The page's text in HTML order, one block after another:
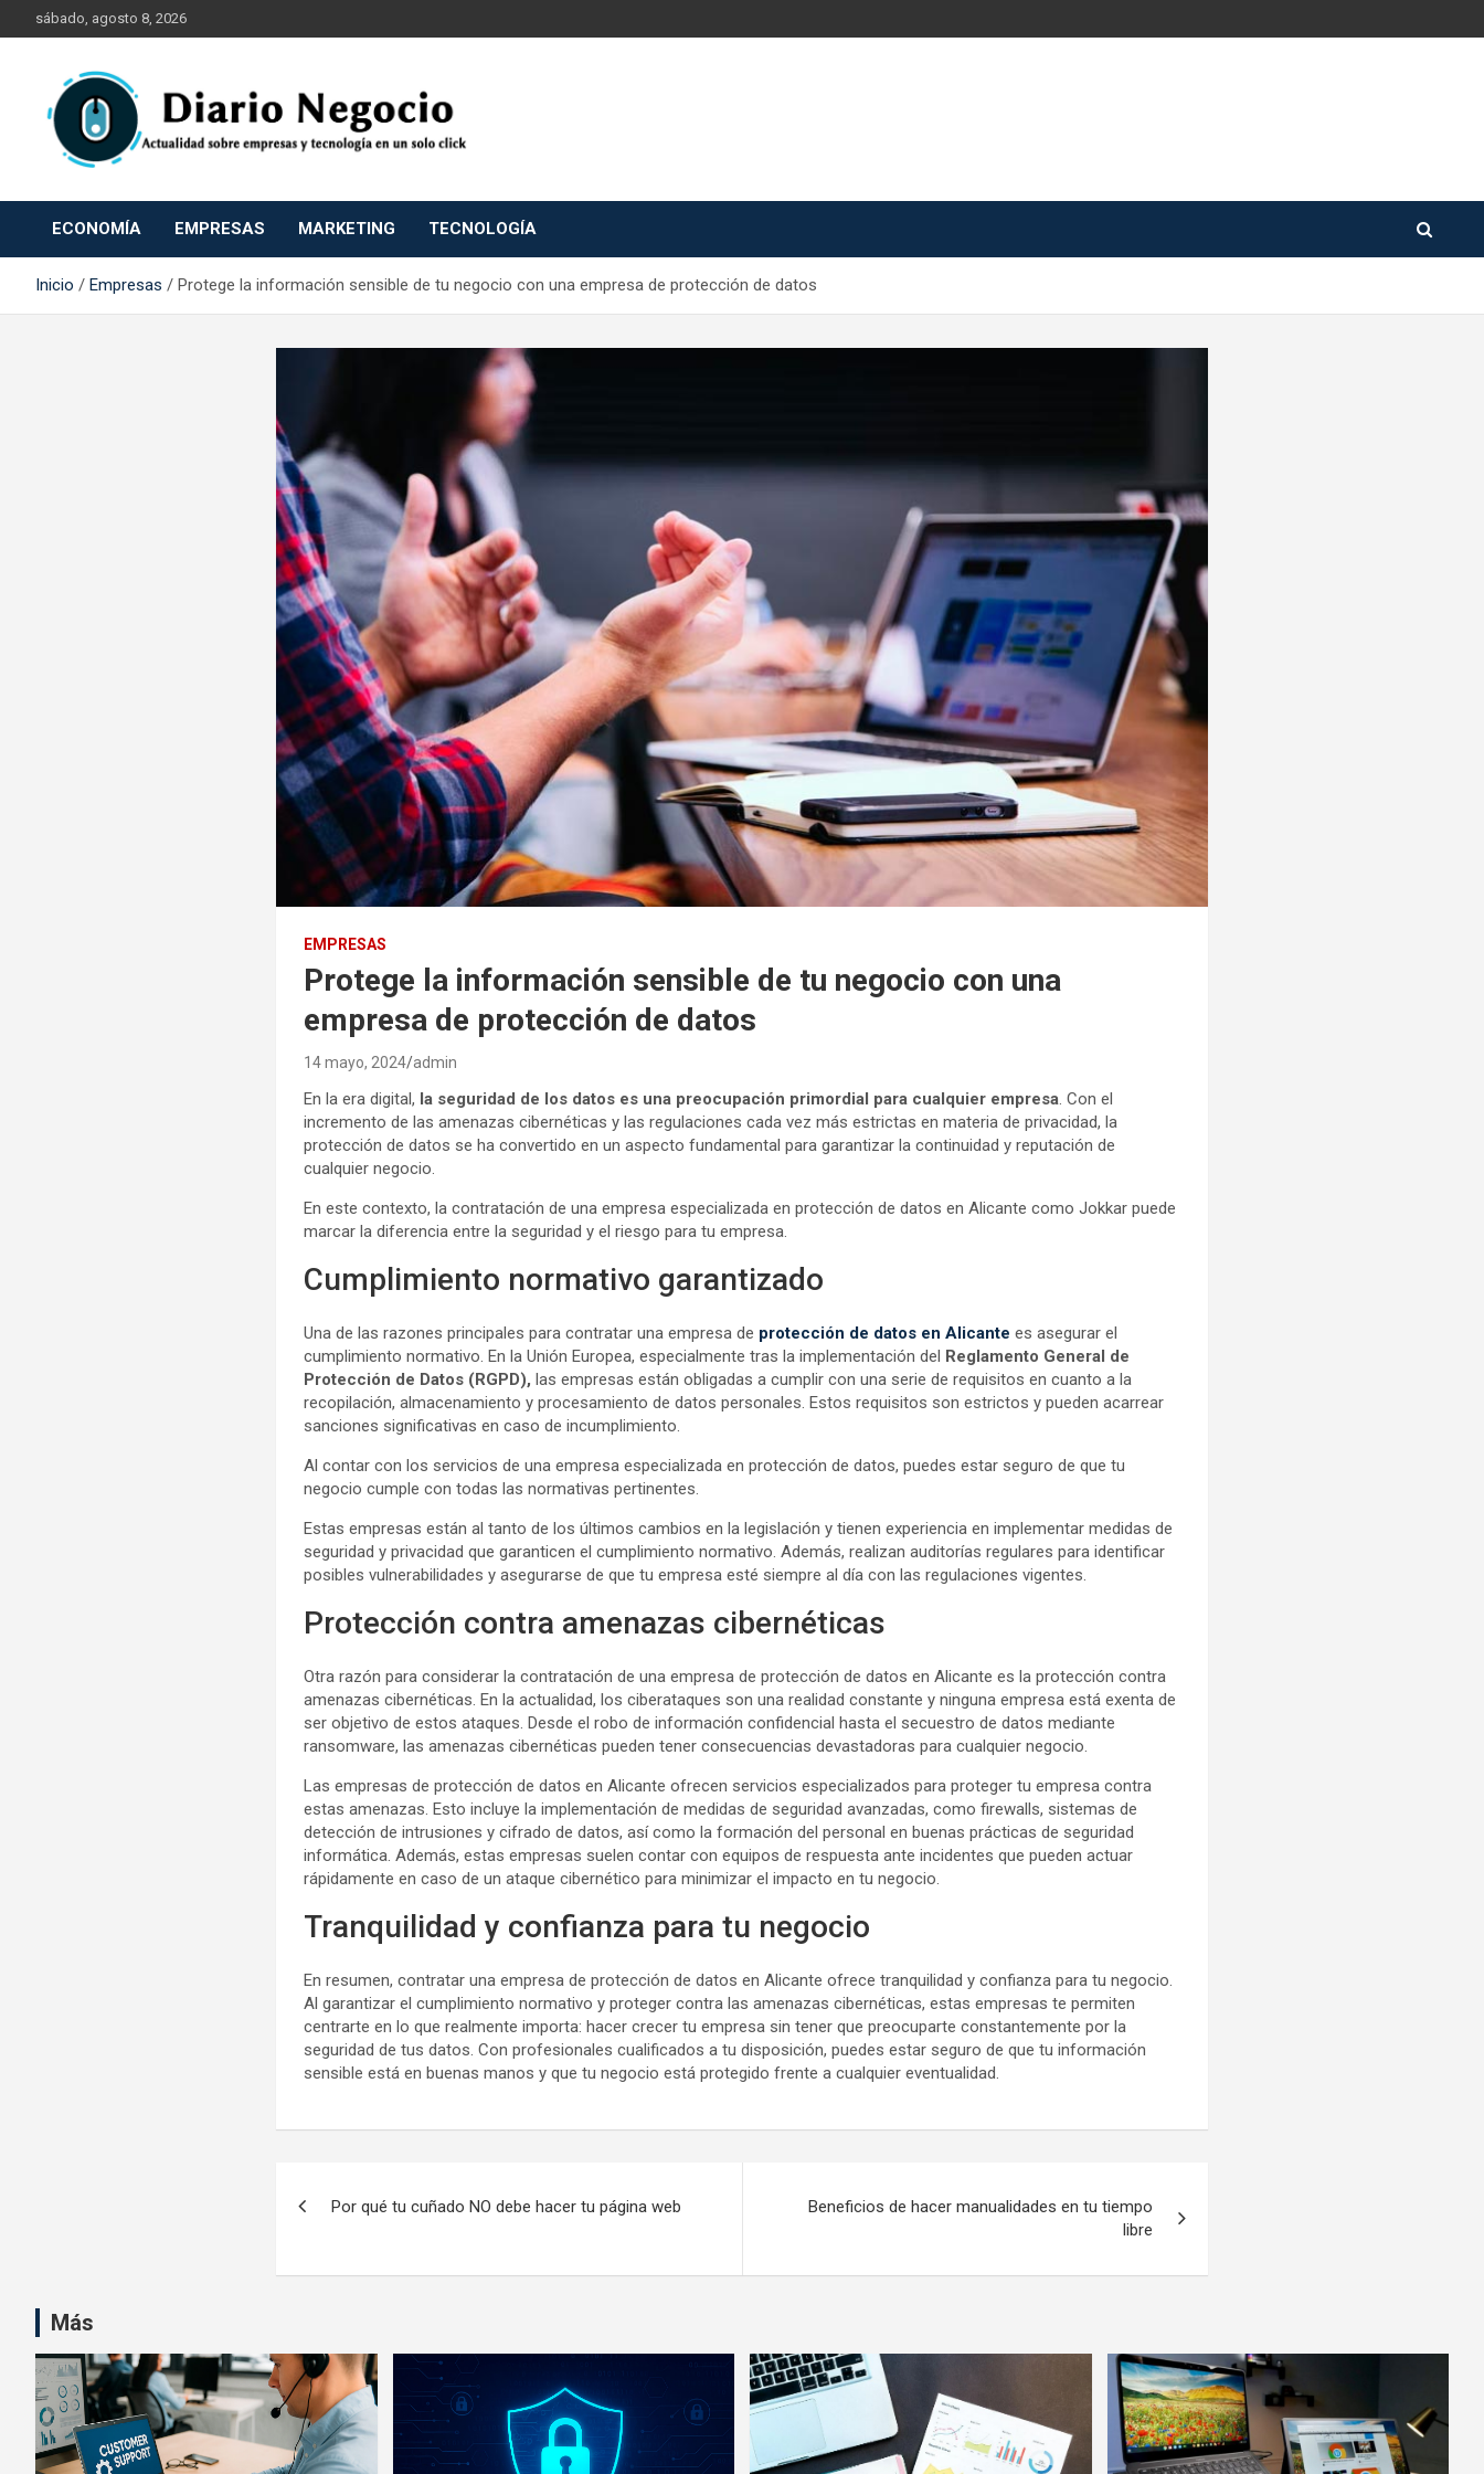
al
sábado, agosto 8, 2026
Diario Negocio
ECONOMÍA EMPRESAS MARKETING TECNOLOGÍA
Inicio Empresas Protege la información sensible de tu negocio con una empresa de protección de datos
EMPRESAS
Protege la información sensible de tu negocio con una
empresa de protección de datos
14 mayo, 2024 admin
En la era digital, la seguridad de los datos es una preocupación primordial para cualquier empresa. Con el
incremento de las amenazas cibernéticas y las regulaciones cada vez más estrictas en materia de privacidad, la
protección de datos se ha convertido en un aspecto fundamental para garantizar la continuidad y reputación de
cualquier negocio.
En este contexto, la contratación de una empresa especializada en protección de datos en Alicante como Jokkar puede
marcar la diferencia entre la seguridad y el riesgo para tu empresa.
Cumplimiento normativo garantizado
Una de las razones principales para contratar una empresa de protección de datos en Alicante es asegurar el
cumplimiento normativo. En la Unión Europea, especialmente tras la implementación del Reglamento General de
Protección de Datos (RGPD), las empresas están obligadas a cumplir con una serie de requisitos en cuanto a la
recopilación, almacenamiento y procesamiento de datos personales. Estos requisitos son estrictos y pueden acarrear
sanciones significativas en caso de incumplimiento.
Al contar con los servicios de una empresa especializada en protección de datos, puedes estar seguro de que tu
negocio cumple con todas las normativas pertinentes.
Estas empresas están al tanto de los últimos cambios en la legislación y tienen experiencia en implementar medidas de
seguridad y privacidad que garanticen el cumplimiento normativo. Además, realizan auditorías regulares para identificar
posibles vulnerabilidades y asegurarse de que tu empresa esté siempre al día con las regulaciones vigentes.
Protección contra amenazas cibernéticas
Otra razón para considerar la contratación de una empresa de protección de datos en Alicante es la protección contra
amenazas cibernéticas. En la actualidad, los ciberataques son una realidad constante y ninguna empresa está exenta de
ser objetivo de estos ataques. Desde el robo de información confidencial hasta el secuestro de datos mediante
ransomware, las amenazas cibernéticas pueden tener consecuencias devastadoras para cualquier negocio.
Las empresas de protección de datos en Alicante ofrecen servicios especializados para proteger tu empresa contra
estas amenazas. Esto incluye la implementación de medidas de seguridad avanzadas, como firewalls, sistemas de
detección de intrusiones y cifrado de datos, así como la formación del personal en buenas prácticas de seguridad
informática. Además, estas empresas suelen contar con equipos de respuesta ante incidentes que pueden actuar
rápidamente en caso de un ataque cibernético para minimizar el impacto en tu negocio.
Tranquilidad y confianza para tu negocio
En resumen, contratar una empresa de protección de datos en Alicante ofrece tranquilidad y confianza para tu negocio.
Al garantizar el cumplimiento normativo y proteger contra las amenazas cibernéticas, estas empresas te permiten
centrarte en lo que realmente importa: hacer crecer tu empresa sin tener que preocuparte constantemente por la
seguridad de tus datos. Con profesionales cualificados a tu disposición, puedes estar seguro de que tu información
sensible está en buenas manos y que tu negocio está protegido frente a cualquier eventualidad.
entradas
Por qué tu cuñado NO debe hacer tu página web
Beneficios de hacer manualidades en tu tiempo
libre
Más